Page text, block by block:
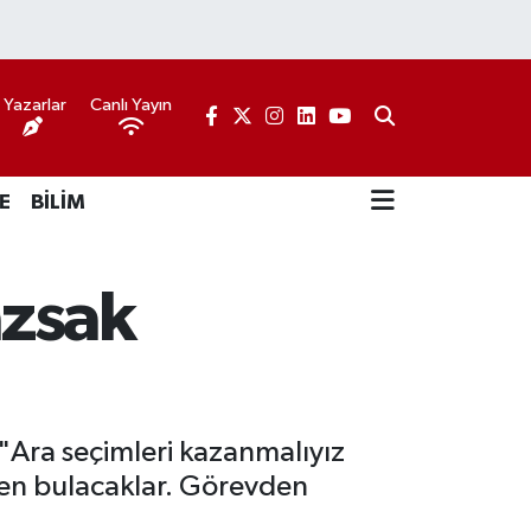
Yazarlar Canlı Yayın
BİLİM
seçimleri kazanmalıyız
bulacaklar. Görevden